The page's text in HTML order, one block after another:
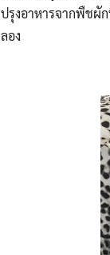
ปรุงอาหารจากพืชผั
ลอง